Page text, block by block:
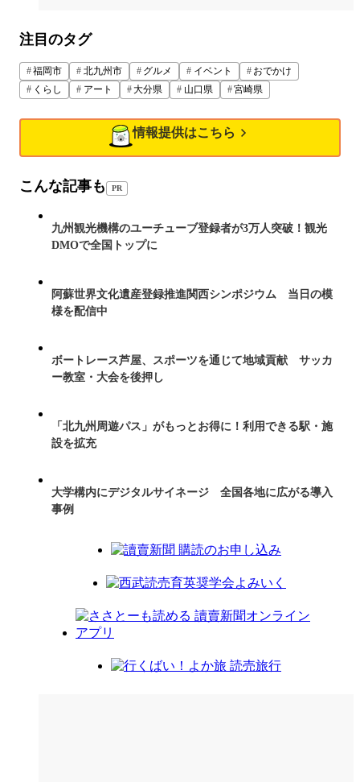
注目のタグ
福岡市 北九州市 グルメ イベント
おでかけ
くらし
アート 大分県 山口県 宮崎県
情報提供はこちら
こんな記事も PR
九州観光機構のユーチューブ登録者が3万人突破！観光
DMOで全国トップに
阿蘇世界文化遺産登録推進関西シンポジウム 当日の模
様を配信中
ボートレース芦屋、スポーツを通じて地域貢献 サッカ
ー教室・大会を後押し
「北九州周遊パス」がもっとお得に！利用できる駅・施
設を拡充
大学構内にデジタルサイネージ 全国各地に広がる導入
事例